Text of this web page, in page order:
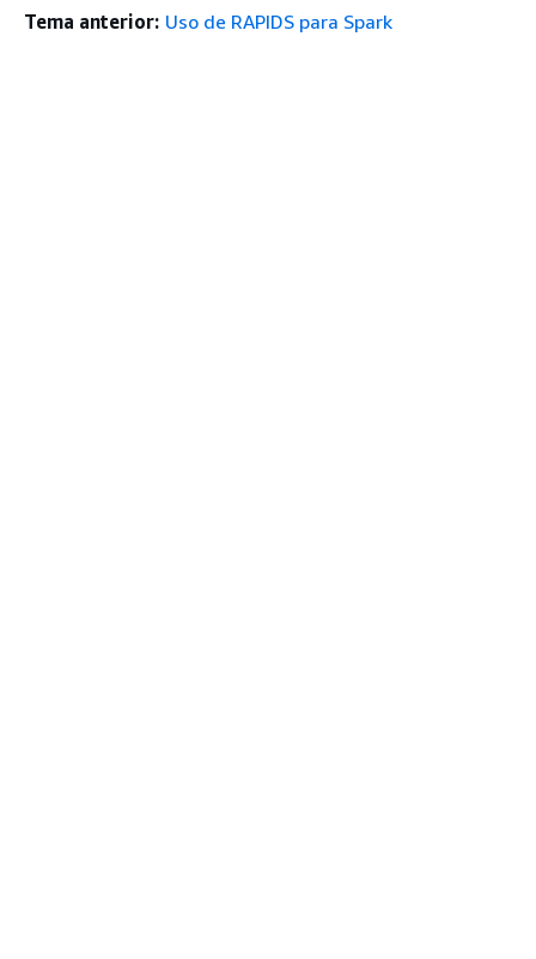
Tema anterior: Uso de RAPIDS para Spark